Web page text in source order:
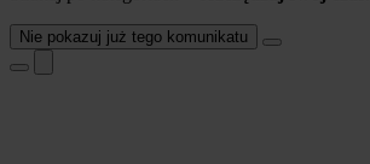
Nie pokazuj już tego komunikatu